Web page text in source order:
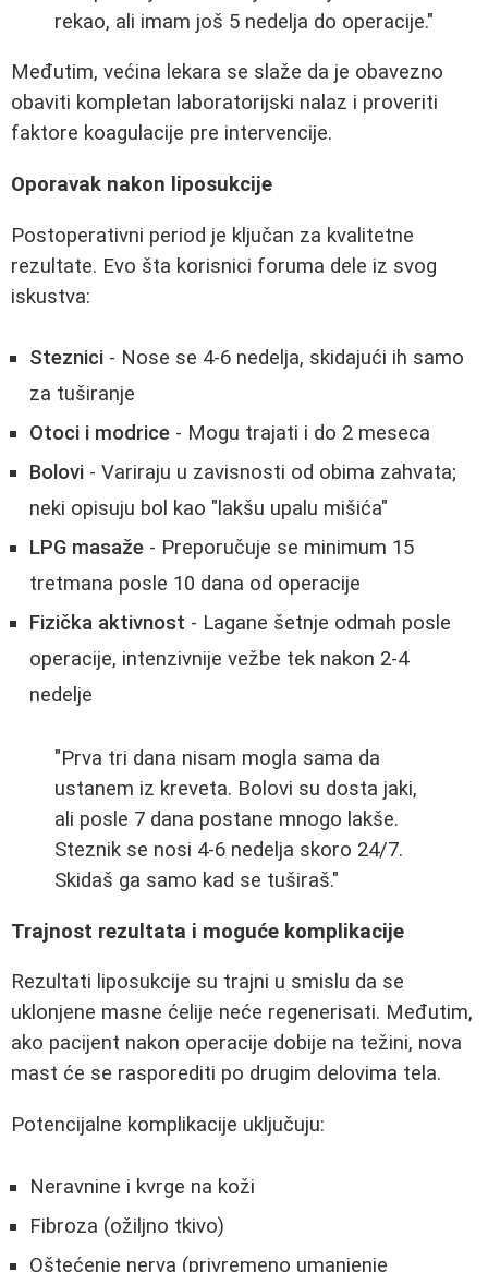
rekao, ali imam još 5 nedelja do operacije."
Međutim, većina lekara se slaže da je obavezno
obaviti kompletan laboratorijski nalaz i proveriti
faktore koagulacije pre intervencije.
Oporavak nakon liposukcije
Postoperativni period je ključan za kvalitetne
rezultate. Evo šta korisnici foruma dele iz svog
iskustva:
Steznici - Nose se 4-6 nedelja, skidajući ih samo
za tuširanje
Otoci i modrice - Mogu trajati i do 2 meseca
Bolovi - Variraju u zavisnosti od obima zahvata;
neki opisuju bol kao "lakšu upalu mišića"
LPG masaže - Preporučuje se minimum 15
tretmana posle 10 dana od operacije
Fizička aktivnost - Lagane šetnje odmah posle
operacije, intenzivnije vežbe tek nakon 2-4
nedelje
"Prva tri dana nisam mogla sama da
ustanem iz kreveta. Bolovi su dosta jaki,
ali posle 7 dana postane mnogo lakše.
Steznik se nosi 4-6 nedelja skoro 24/7.
Skidaš ga samo kad se tuširaš."
Trajnost rezultata i moguće komplikacije
Rezultati liposukcije su trajni u smislu da se
uklonjene masne ćelije neće regenerisati. Međutim,
ako pacijent nakon operacije dobije na težini, nova
mast će se rasporediti po drugim delovima tela.
Potencijalne komplikacije uključuju:
Neravnine i kvrge na koži
Fibroza (ožiljno tkivo)
Oštećenje nerva (privremeno umanjenje